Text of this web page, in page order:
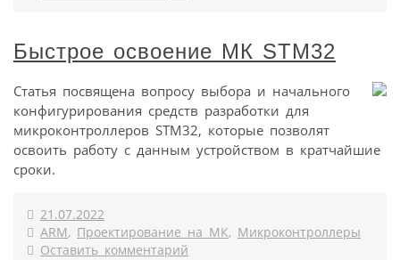
Быстрое освоение МК STM32
Статья посвящена вопросу выбора и начального
конфигурирования средств разработки для
микроконтроллеров STM32, которые позволят
освоить работу с данным устройством в кратчайшие
сроки.
21.07.2022
ARM, Проектирование на МК, Микроконтроллеры
Оставить комментарий